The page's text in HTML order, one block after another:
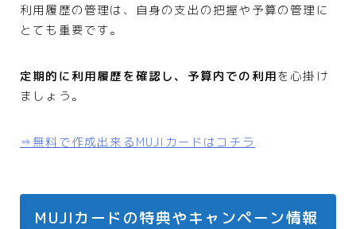
利用履歴の管理は、自身の支出の把握や予算の管理に
とても重要です。
定期的に利用履歴を確認し、予算内での利用を心掛け
ましょう。
⇒無料で作成出来るMUJIカードはコチラ
MUJIカードの特典やキャンペーン情報